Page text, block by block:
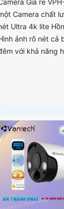
Giá re
Camera chất
Ultra 4k lite
ảnh rõ nét cả
với khả năng